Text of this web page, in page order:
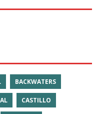
BACKWATERS
CASTILLO